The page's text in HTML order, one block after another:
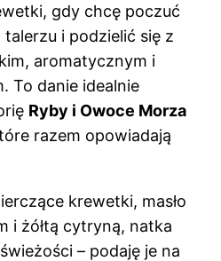
gdy chcę poczuć
i podzielić się z
aromatycznym i
To danie idealnie
Ryby i Owoce Morza
razem opowiadają
krewetki, masło
i żółtą cytryną, natka
– podaję je na